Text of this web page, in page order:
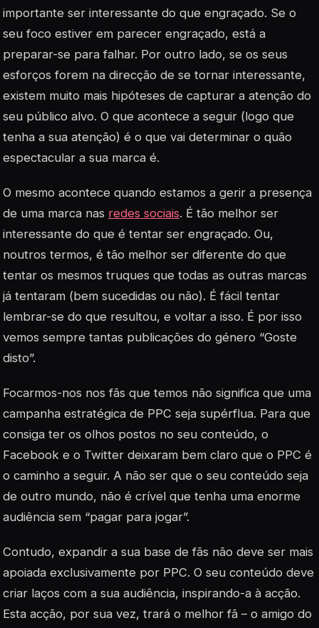
importante ser interessante do que engraçado. Se o
seu foco estiver em parecer engraçado, está a
preparar-se para falhar. Por outro lado, se os seus
esforços forem na direcção de se tornar interessante,
existem muito mais hipóteses de capturar a atenção do
seu público alvo. O que acontece a seguir (logo que
tenha a sua atenção) é o que vai determinar o quão
espectacular a sua marca é.
O mesmo acontece quando estamos a gerir a presença
de uma marca nas redes sociais. É tão melhor ser
interessante do que é tentar ser engraçado. Ou,
noutros termos, é tão melhor ser diferente do que
tentar os mesmos truques que todas as outras marcas
já tentaram (bem sucedidas ou não). É fácil tentar
lembrar-se do que resultou, e voltar a isso. É por isso
vemos sempre tantas publicações do género “Goste
disto”.
Focarmos-nos nos fãs que temos não significa que uma
campanha estratégica de PPC seja supérflua. Para que
consiga ter os olhos postos no seu conteúdo, o
Facebook e o Twitter deixaram bem claro que o PPC é
o caminho a seguir. A não ser que o seu conteúdo seja
de outro mundo, não é crível que tenha uma enorme
audiência sem “pagar para jogar”.
Contudo, expandir a sua base de fãs não deve ser mais
apoiada exclusivamente por PPC. O seu conteúdo deve
criar laços com a sua audiência, inspirando-a à acção.
Esta acção, por sua vez, trará o melhor fã – o amigo do